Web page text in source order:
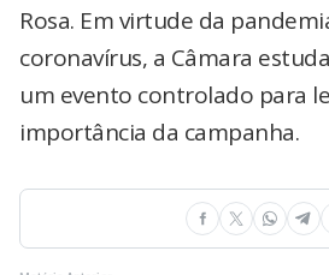
Rosa. Em virtude da
coronavírus, a Câmara
um evento controlado para
importância da campanha.